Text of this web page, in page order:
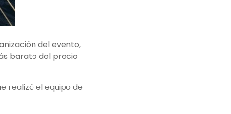
del evento,
barato del precio
realizó el equipo de